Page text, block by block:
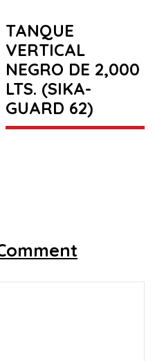
TANQUE
VERTICAL
NEGRO DE 2,000
LTS. (SIKA-
GUARD 62)